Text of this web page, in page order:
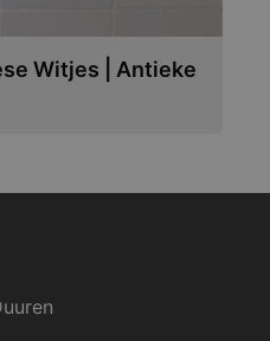
Witjes | Antieke